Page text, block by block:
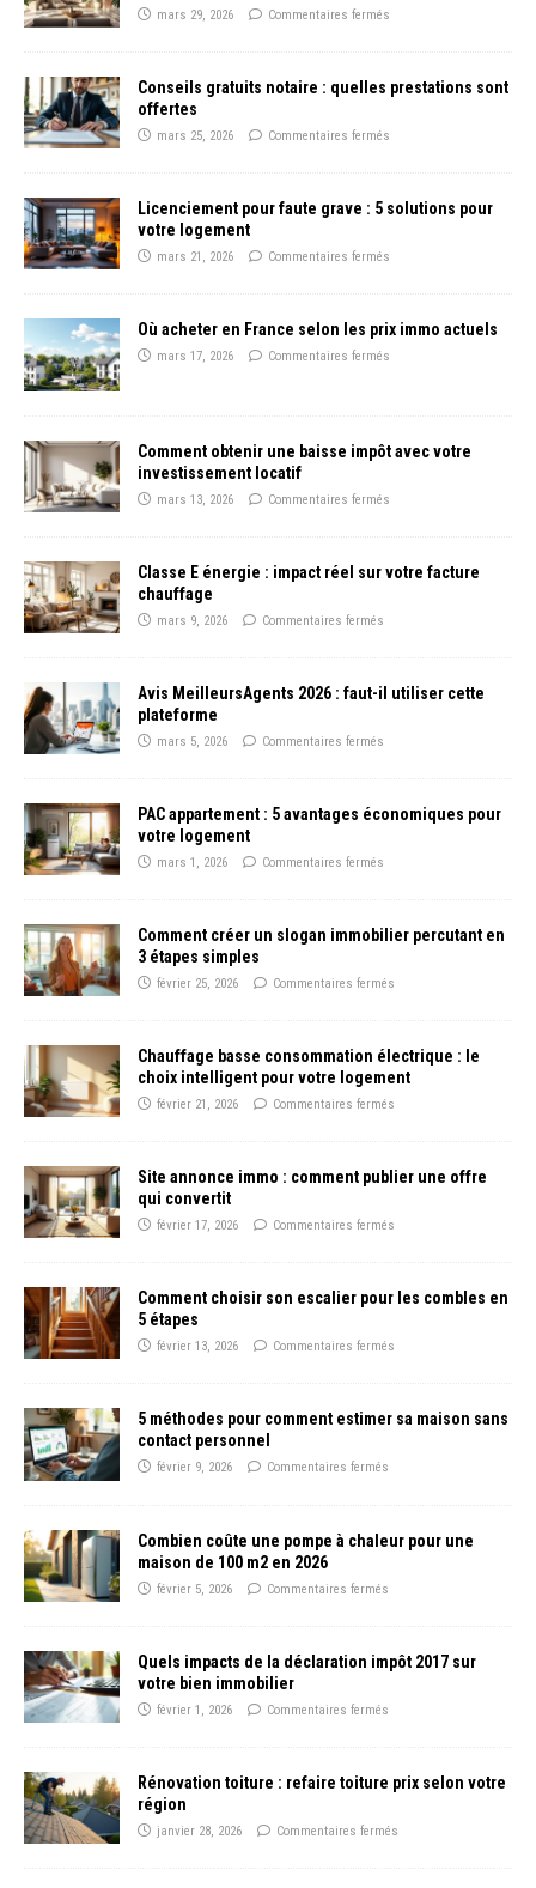
mars 29, 2026 Commentaires fermés
Conseils gratuits notaire : quelles prestations sont
offertes
mars 25, 2026 Commentaires fermés
Licenciement pour faute grave : 5 solutions pour
votre logement
mars 21, 2026 Commentaires fermés
Où acheter en France selon les prix immo actuels
mars 17, 2026 Commentaires fermés
Comment obtenir une baisse impôt avec votre
investissement locatif
mars 13, 2026 Commentaires fermés
Classe E énergie : impact réel sur votre facture
chauffage
mars 9, 2026 Commentaires fermés
Avis MeilleursAgents 2026 : faut-il utiliser cette
plateforme
mars 5, 2026 Commentaires fermés
PAC appartement : 5 avantages économiques pour
votre logement
mars 1, 2026 Commentaires fermés
Comment créer un slogan immobilier percutant en
3 étapes simples
février 25, 2026 Commentaires fermés
Chauffage basse consommation électrique : le
choix intelligent pour votre logement
février 21, 2026 Commentaires fermés
Site annonce immo : comment publier une offre
qui convertit
février 17, 2026 Commentaires fermés
Comment choisir son escalier pour les combles en
5 étapes
février 13, 2026 Commentaires fermés
5 méthodes pour comment estimer sa maison sans
contact personnel
février 9, 2026 Commentaires fermés
Combien coûte une pompe à chaleur pour une
maison de 100 m2 en 2026
février 5, 2026 Commentaires fermés
Quels impacts de la déclaration impôt 2017 sur
votre bien immobilier
février 1, 2026 Commentaires fermés
Rénovation toiture : refaire toiture prix selon votre
région
janvier 28, 2026 Commentaires fermés